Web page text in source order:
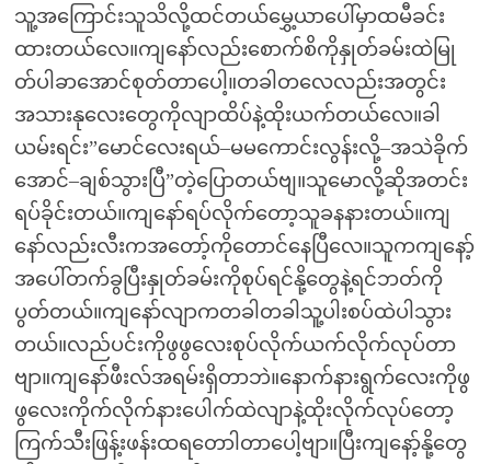
သူ့အကြောင်းသူသိလို့ထင်တယ်မွှေ့ယာပေါ်မှာထမီခင်း
ထားတယ်လေ။ကျနော်လည်းစောက်စိကိုနှုတ်ခမ်းထဲမြု
တ်ပါခာအောင်စုတ်တာပေါ့။တခါတလေလည်းအတွင်း
အသားနုလေးတွေကိုလျာထိပ်နဲ့ထိုးယက်တယ်လေ။ခါ
ယမ်းရင်း”မောင်လေးရယ်–မမကောင်းလွန်းလို့–အသဲခိုက်
အောင်–ချစ်သွားပြီ”တဲ့ပြောတယ်ဗျ။သူမောလို့ဆိုအတင်း
ရပ်ခိုင်းတယ်။ကျနော်ရပ်လိုက်တော့သူခနနားတယ်။ကျ
နော်လည်းလီးကအတော့်ကိုတောင်နေပြီလေ။သူကကျနော့်
အပေါ်တက်ခွပြီးနှုတ်ခမ်းကိုစုပ်ရင်နို့တွေနဲ့ရင်ဘတ်ကို
ပွတ်တယ်။ကျနော်လျာကတခါတခါသူ့ပါးစပ်ထဲပါသွား
တယ်။လည်ပင်းကိုဖွဖွလေးစုပ်လိုက်ယက်လိုက်လုပ်တာ
ဗျာ။ကျနော်ဖီးလ်အရမ်းရှိတာဘဲ။နောက်နားရွက်လေးကိုဖွ
ဖွလေးကိုက်လိုက်နားပေါက်ထဲလျာနဲ့ထိုးလိုက်လုပ်တော့
ကြက်သီးဖြန့်းဖန်းထရတောါတာပေါ့ဗျာ။ပြီးကျနော့်နို့တွေ